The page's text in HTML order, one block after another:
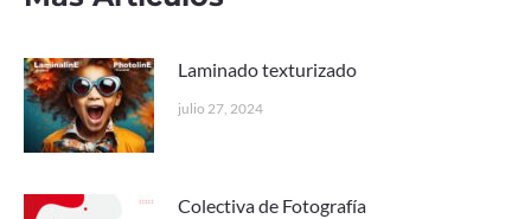
Laminado texturizado
julio 27, 2024
Colectiva de Fotografía